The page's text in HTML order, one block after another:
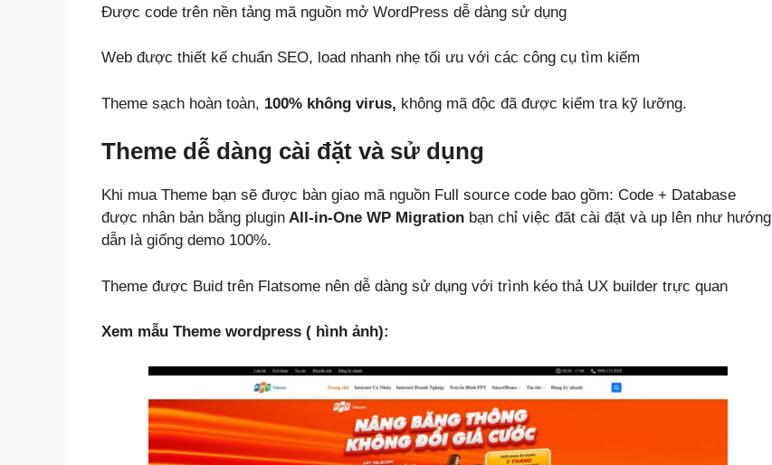
Được code trên nền tảng mã nguồn mở WordPress dễ dàng sử dụng
Web được thiết kế chuẩn SEO, load nhanh nhẹ tối ưu với các công cụ tìm kiếm
Theme sạch hoàn toàn, 100% không virus, không mã độc đã được kiểm tra kỹ lưỡng.
Theme dễ dàng cài đặt và sử dụng
Khi mua Theme bạn sẽ được bàn giao mã nguồn Full source code bao gồm: Code + Database
được nhân bản bằng plugin All-in-One WP Migration bạn chỉ việc đăt cài đặt và up lên như hướng
dẫn là giống demo 100%.
Theme được Buid trên Flatsome nên dễ dàng sử dụng với trình kéo thả UX builder trực quan
Xem mẫu Theme wordpress ( hình ảnh):